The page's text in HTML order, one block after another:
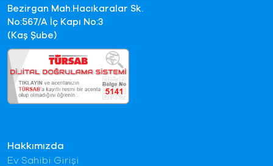
Hakkımızda
Ev Sahibi Girişi
Bezirgan Mah.Hacıkaralar Sk.
No:567/A İç Kapı No:3
(Kaş Şube)